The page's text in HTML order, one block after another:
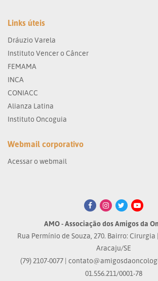
Links úteis
Dráuzio Varela
Instituto Vencer o Câncer
FEMAMA
INCA
CONIACC
Alianza Latina
Instituto Oncoguia
Webmail corporativo
Acessar o webmail
AMO - Associação dos Amigos da
Rua Permínio de Souza, 270. Bairro: Cirurgia |
Aracaju/SE
(79) 2107-0077 |
01.556.211/0001-78